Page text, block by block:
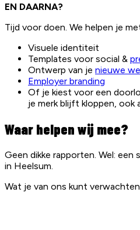
EN DAARNA?
Tijd voor doen. We helpen je
Visuele identiteit
Templates voor social &
Ontwerp van je nieuwe
Employer branding
Of je kiest voor een
je merk blijft kloppen, ook
Waar helpen wij mee?
Geen dikke rapporten. Wel:
in Heelsum.
Wat je van ons kunt